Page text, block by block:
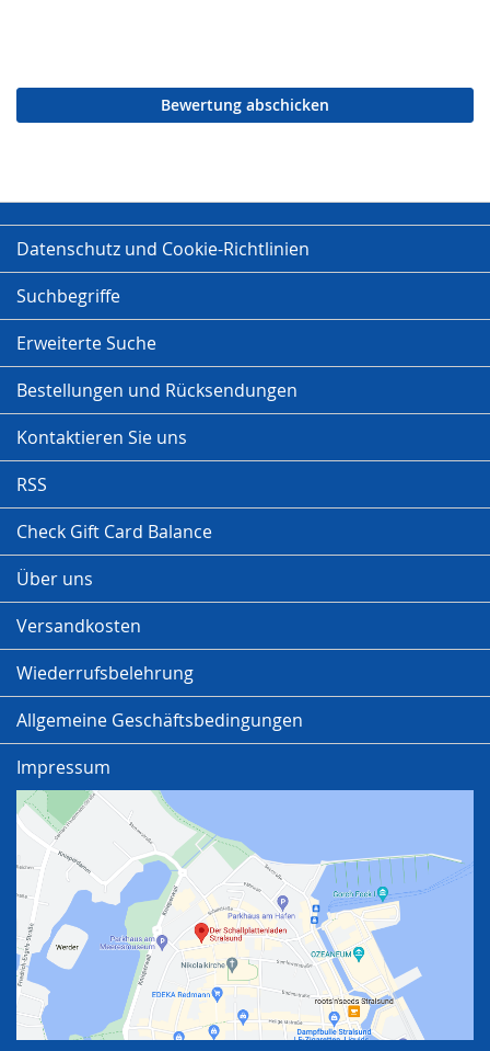
Bewertung abschicken
Datenschutz und Cookie-Richtlinien
Suchbegriffe
Erweiterte Suche
Bestellungen und Rücksendungen
Kontaktieren Sie uns
RSS
Check Gift Card Balance
Über uns
Versandkosten
Wiederrufsbelehrung
Allgemeine Geschäftsbedingungen
Impressum